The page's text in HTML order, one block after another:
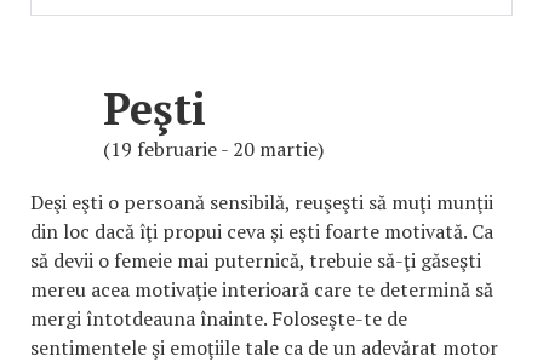
Peşti
(19 februarie - 20 martie)
Deşi eşti o persoană sensibilă, reuşeşti să muţi munţii
din loc dacă îţi propui ceva şi eşti foarte motivată. Ca
să devii o femeie mai puternică, trebuie să-ţi găseşti
mereu acea motivaţie interioară care te determină să
mergi întotdeauna înainte. Foloseşte-te de
sentimentele şi emoţiile tale ca de un adevărat motor